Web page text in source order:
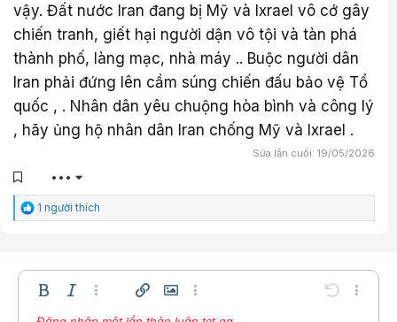
vậy. Đất nước Iran đang bị Mỹ và Ixrael vô cớ gây
chiến tranh, giết hại người dận vô tội và tàn phá
thành phố, làng mạc, nhà máy .. Buộc người dân
Iran phải đứng lên cầm súng chiến đấu bảo vệ Tổ
quốc , . Nhân dân yêu chuộng hòa bình và công lý
, hãy ủng hộ nhân dân Iran chống Mỹ và Ixrael .
Sửa lần cuối: 19/05/2026
•••
C
ả
1 người thích
Bold In nghiêngThêm tùy chọn…
Chèn liên kết
Chèn hình ảnh
Thêm tùy chọn… Undo Thêm